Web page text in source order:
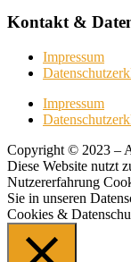
Kontakt &
Impressum
Impressum
Copyright © 2023 –
Diese Website nutzt
Nutzererfahrung
Sie in unseren
Cookies &